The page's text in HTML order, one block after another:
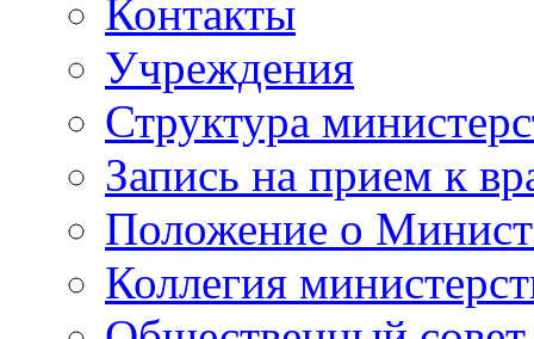
Контакты
Учреждения
Структура
Запись на прием к
Положение о
Коллегия